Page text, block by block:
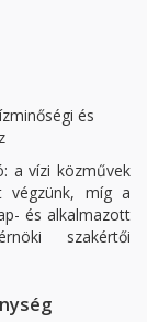
és
a vízi közművek
végzünk, míg a
és alkalmazott
szakértői